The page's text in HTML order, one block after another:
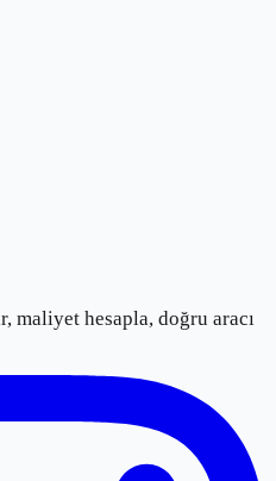
maliyet hesapla, doğru aracı